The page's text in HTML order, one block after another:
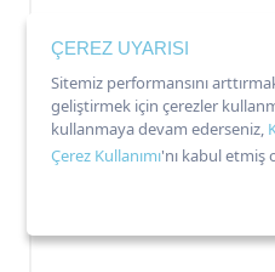
ÇEREZ UYARISI
Sitemiz performansını
geliştirmek için çerezler
kullanmaya devam ederseniz,
Çerez Kullanımı'nı kabul etmiş